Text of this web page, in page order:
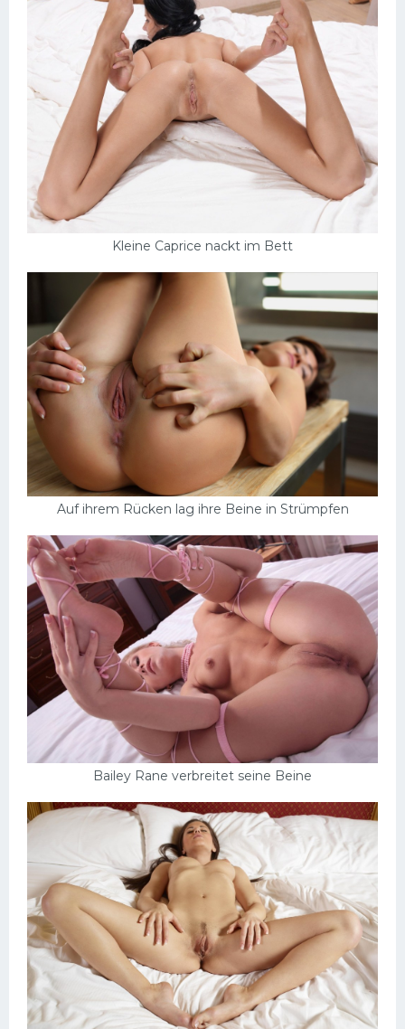
Kleine Caprice nackt im Bett
Auf ihrem Rücken lag ihre Beine in Strümpfen
Bailey Rane verbreitet seine Beine